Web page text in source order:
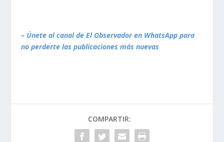
– Únete al canal de El Observador en WhatsApp para
no perderte las publicaciones más nuevas
COMPARTIR: